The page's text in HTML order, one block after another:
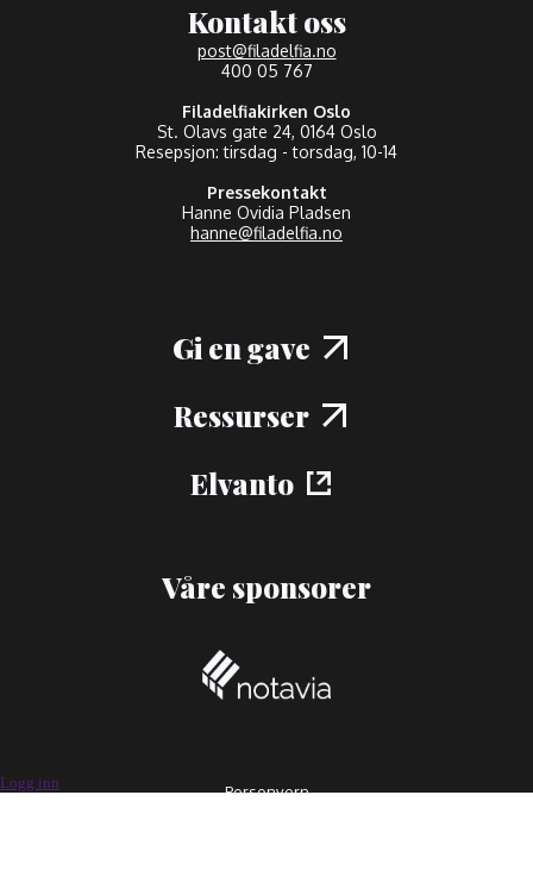
Kontakt oss
post@filadelfia.no
400 05 767
Filadelfiakirken Oslo
St. Olavs gate 24, 0164 Oslo
Resepsjon: tirsdag - torsdag, 10-14
Pressekontakt
Hanne Ovidia Pladsen
hanne@filadelfia.no
Gi en gave
Ressurser
Elvanto
Våre sponsorer
Personvern
Logg inn